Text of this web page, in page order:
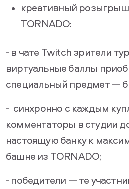
креативный розыгрыш
TORNADO:
- в чате Twitch зрители
виртуальные баллы
специальный предмет —
- синхронно с каждым
комментаторы в студии
настоящую банку к
башне из TORNADO;
- победители — те